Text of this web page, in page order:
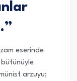
eserinde
bütünüyle
arzuyu;